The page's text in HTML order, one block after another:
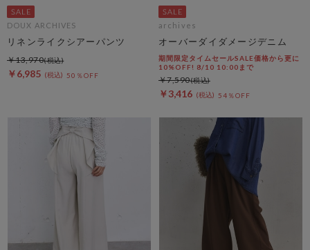
DOUX ARCHIVES
リネンライクシアーパンツ
￥6,985 50％OFF
￥13,970
archives
オーバーダイダメージデニム
期間限定タイムセールSALE価格から更に
10%OFF! 8/10 10:00まで
￥3,416 54％OFF
￥7,590